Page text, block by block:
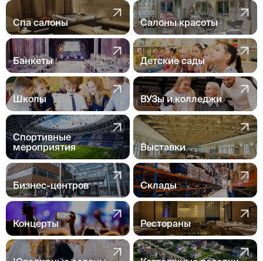
Спа салоны Салоны красоты
Банкеты Детские сады
Школы ВУЗы и колледжи
Спортивные
мероприятия
Выставки
Бизнес-центров Склады
Концерты Рестораны